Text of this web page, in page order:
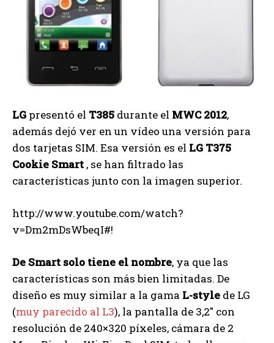
LG presentó el T385 durante el MWC 2012,
además dejó ver en un vídeo una versión para
dos tarjetas SIM. Esa versión es el LG T375
Cookie Smart , se han filtrado las
características junto con la imagen superior.
http://www.youtube.com/watch?
v=Dm2mDsWbeqI#!
De Smart solo tiene el nombre, ya que las
características son más bien limitadas. De
diseño es muy similar a la gama L-style de LG
(muy parecido al L3), la pantalla de 3,2″ con
resolución de 240×320 píxeles, cámara de 2